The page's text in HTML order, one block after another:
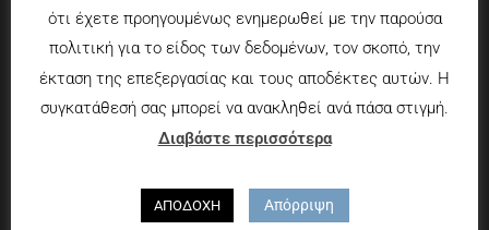
Που θα μας βρείτε
Τηλ. 2109597894
ότι έχετε προηγουμένως ενημερωθεί με την παρούσα
πολιτική για το είδος των δεδομένων, τον σκοπό, την
έκταση της επεξεργασίας και τους αποδέκτες αυτών. Η
συγκατάθεσή σας μπορεί να ανακληθεί ανά πάσα στιγμή.
Διαβάστε περισσότερα
ΑΠΟΔΟΧΗ Απόρριψη